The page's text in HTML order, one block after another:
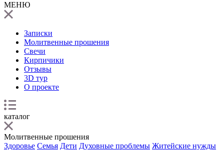
МЕНЮ
Записки
Молитвенные прошения
Свечи
Кирпичики
Отзывы
3D тур
О проекте
каталог
Молитвенные прошения
Здоровье Семья Дети Духовные проблемы Житейские нужды